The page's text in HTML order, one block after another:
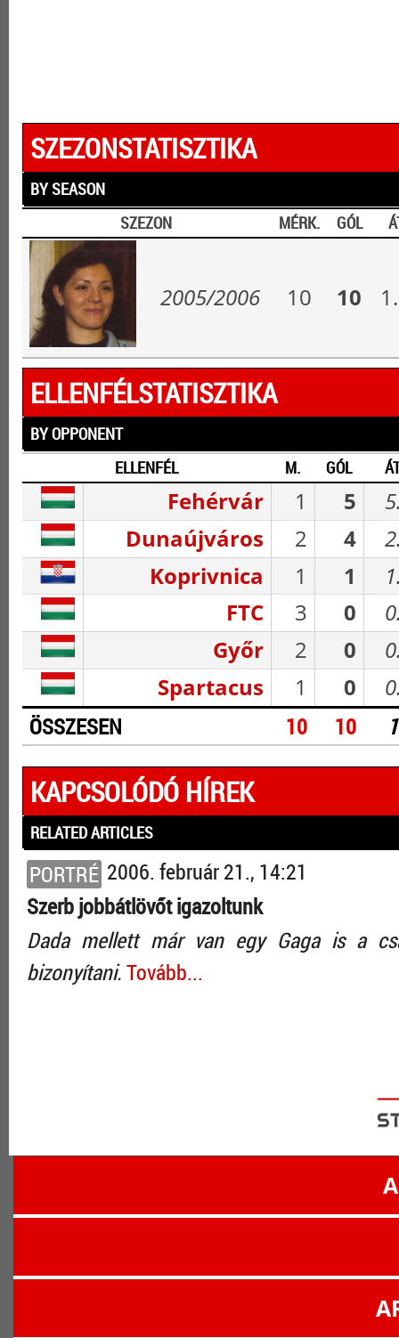
SZEZONSTATISZTIKA
BY SEASON
SZEZON
MÉRK. GÓL
2005/2006 10 10
ELLENFÉLSTATISZTIKA
BY OPPONENT
ELLENFÉL
M. GÓL
Fehérvár 1 5
Dunaújváros
2 4
Koprivnica
1 1
FTC
3 0
Győr
2 0
Spartacus
1 0
ÖSSZESEN 10 10
KAPCSOLÓDÓ HÍREK
RELATED ARTICLES
PORTRÉ 2006. február 21., 14:21
Szerb jobbátlövőt igazoltunk
Dada mellett már van egy Gaga is a
bizonyítani.Tovább...